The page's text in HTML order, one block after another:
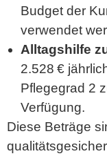
Budget der
verwendet
Alltagshilfe
2.528 €
Pflegegrad 2
Verfügung.
Diese Beträge